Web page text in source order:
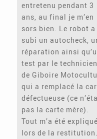
entretenu pendant 3
ans, au final je m’en
sors bien. Le robot a
subi un autocheck,
réparation ainsi
test par le technicien
de Giboire
qui a remplacé la
défectueuse (ce
pas la carte mère).
Tout m’a été expliqué
lors de la restitution.